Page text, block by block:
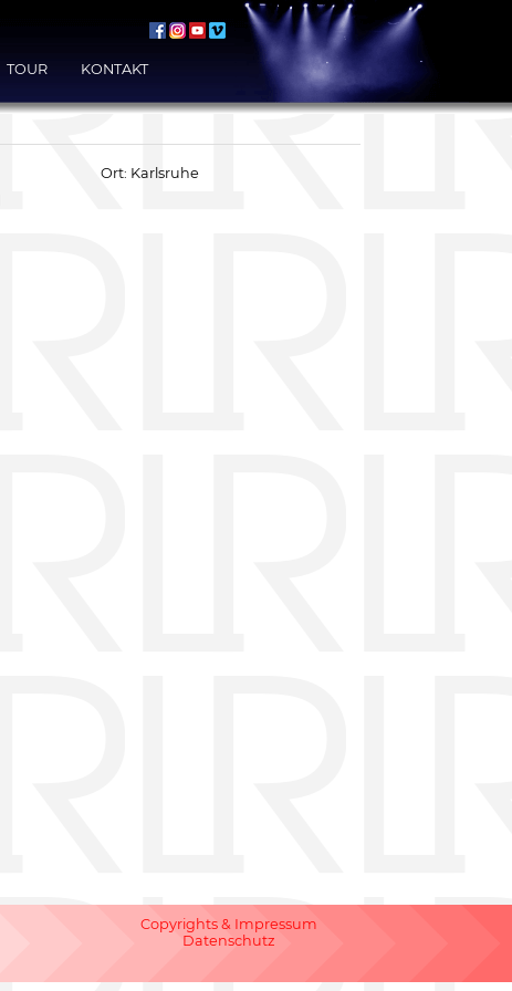
TOUR KONTAKT
Ort: Karlsruhe
Navigation
überspringen
Copyrights & Impressum
Datenschutz